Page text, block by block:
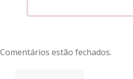
Comentários estão fechados.